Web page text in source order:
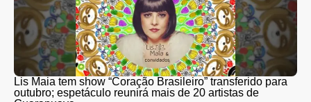
Lis Maia tem show “Coração Brasileiro” transferido para
outubro; espetáculo reunirá mais de 20 artistas de